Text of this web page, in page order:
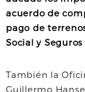
acuerdo de
pago de
Social y
También la
Guillermo